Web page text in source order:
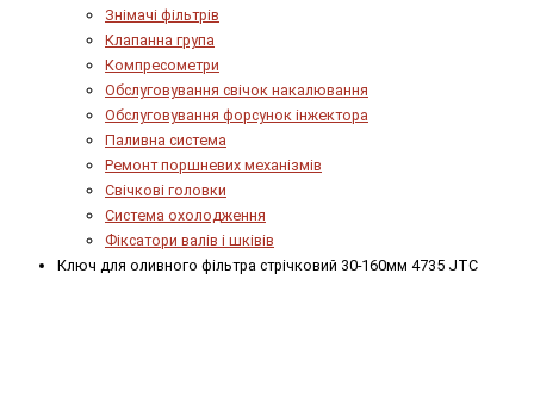
Знімачі фільтрів
Клапанна група
Компресометри
Обслуговування свічок накалювання
Обслуговування форсунок інжектора
Паливна система
Ремонт поршневих механізмів
Свічкові головки
Система охолодження
Фіксатори валів і шківів
Ключ для оливного фільтра стрічковий 30-160мм 4735 JTC